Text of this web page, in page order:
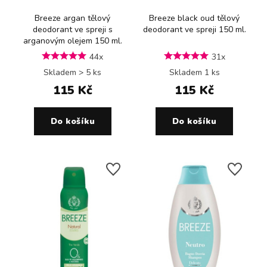
Breeze argan tělový
deodorant ve spreji s
arganovým olejem 150 ml.
44x
Skladem > 5 ks
115 Kč
Do košíku
Breeze black oud tělový
deodorant ve spreji 150 ml.
31x
Skladem 1 ks
115 Kč
Do košíku